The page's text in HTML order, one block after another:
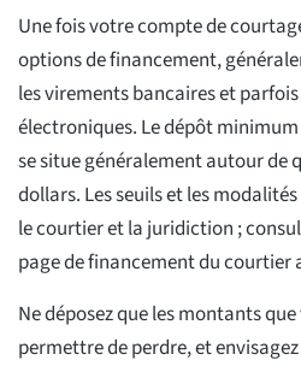
Une fois votre compte de
options de financement,
les virements bancaires et
électroniques. Le dépôt
se situe généralement autour de
dollars. Les seuils et les
le courtier et la juridiction ;
page de financement du courtier
Ne déposez que les montants
permettre de perdre, et